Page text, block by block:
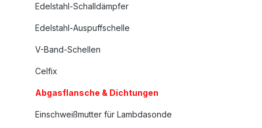
Edelstahl-Schalldämpfer
Edelstahl-Auspuffschelle
V-Band-Schellen
Celfix
Abgasflansche & Dichtungen
Einschweißmutter für Lambdasonde